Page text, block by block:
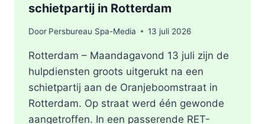
schietpartij in Rotterdam
Door Persbureau Spa-Media 13 juli 2026
Rotterdam – Maandagavond 13 juli zijn de
hulpdiensten groots uitgerukt na een
schietpartij aan de Oranjeboomstraat in
Rotterdam. Op straat werd één gewonde
aangetroffen. In een passerende RET-